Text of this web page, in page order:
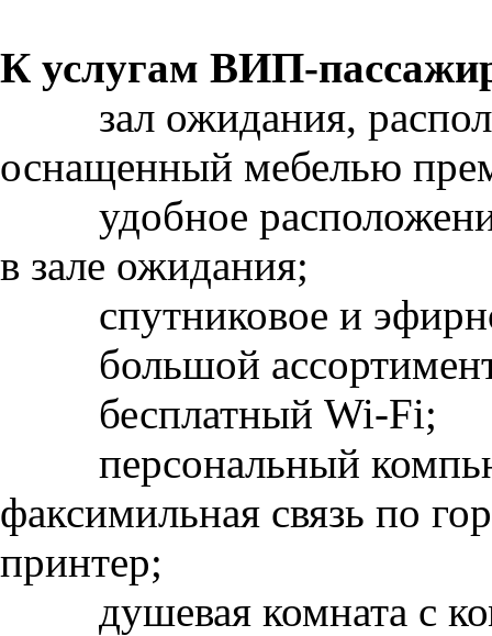
К услугам ВИП-
зал ожидания,
оснащенный мебелью
удобное
в зале ожидания;
спутниковое и
большой
бесплатный Wi-Fi;
персональный
факсимильная связь по
принтер;
душевая комната с